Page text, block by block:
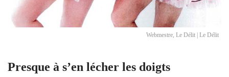
Webmestre, Le Délit | Le Délit
Presque à s’en lécher les doigts